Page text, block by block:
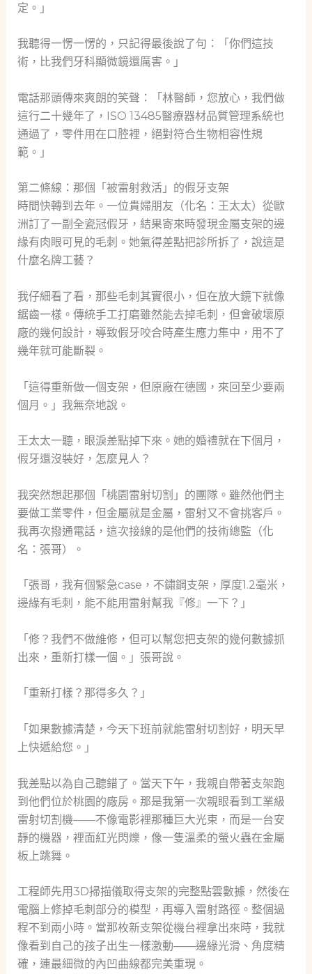
定。」
我聽得一愣一愣的，只記得最後說了句：「你們這技
術，比我們牙科顯微鏡還厲害。」
電話那頭傳來爽朗的笑聲：「林醫師，您放心，我們做
這行二十幾年了，ISO 13485醫療器材品質管理系統也
通過了，零件用在口腔裡，絕對符合生物相容性規
範。」
第二條線：那個「被雷射救活」的假牙支架
時間快轉到去年。一位貴婦朋友（化名：王太太）從歐
洲訂了一副全瓷冠假牙，結果寄來時發現金屬支架的邊
緣有肉眼可見的毛刺。她氣得差點把診所拆了，說這是
什麼名牌工藝？
我仔細看了看，那些毛刺其實很小，但在放大鏡下就像
鋸齒一樣。傳統手工打磨雖然能去掉毛刺，但會破壞原
廠的幾何設計，導致假牙咬合時產生應力集中，用不了
幾年就可能斷裂。
「這得重新做一個支架，但原廠在德國，來回至少要兩
個月。」我無奈地說。
王太太一聽，眼淚差點掉下來。她的婚禮就在下個月，
假牙還沒裝好，怎麼見人？
我突然想起那個「桃園雷射切割」的團隊。雖然他們主
要做工業零件，但金屬就是金屬，雷射又不會挑客戶。
我再次撥通電話，這次接線的是他們的技術總監（化
名：張哥）。
「張哥，我有個緊急case，不鏽鋼支架，厚度1.2毫米，
邊緣有毛刺，能不能用雷射幫我『修』一下？」
「修？我們不做維修，但可以幫您把支架的幾何數據抓
出來，重新打樣一個。」張哥說。
「重新打樣？那得多久？」
「如果數據清楚，今天下班前就能雷射切割好，明天早
上快遞給您。」
我差點以為自己聽錯了。當天下午，我親自帶著支架跑
到他們位於桃園的廠房。那是我第一次親眼看到工業級
雷射切割機——不像電影裡那種巨大光束，而是一台安
靜的機器，裡面紅光閃爍，像一隻溫柔的螢火蟲在金屬
板上跳舞。
工程師先用3D掃描儀取得支架的完整點雲數據，然後在
電腦上修掉毛刺部分的模型，再導入雷射路徑。整個過
程不到兩小時。當那枚新支架從機台裡拿出來時，我就
像看到自己的孩子出生一樣激動——邊緣光滑、角度精
確，連最細微的內凹曲線都完美重現。